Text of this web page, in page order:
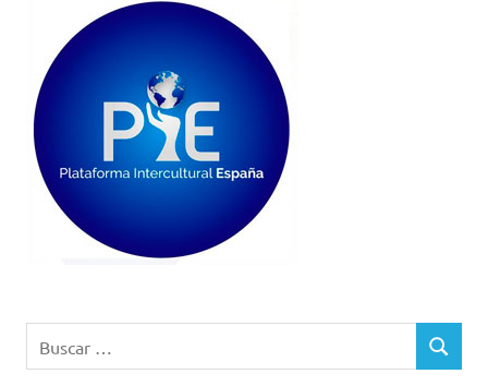
BUSCAR